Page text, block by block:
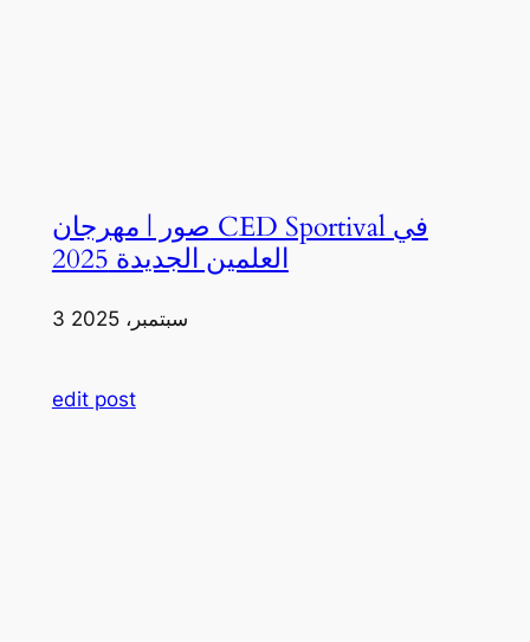
صور | مهرجان CED Sportival في
العلمين الجديدة 2025
3 سبتمبر، 2025
edit post